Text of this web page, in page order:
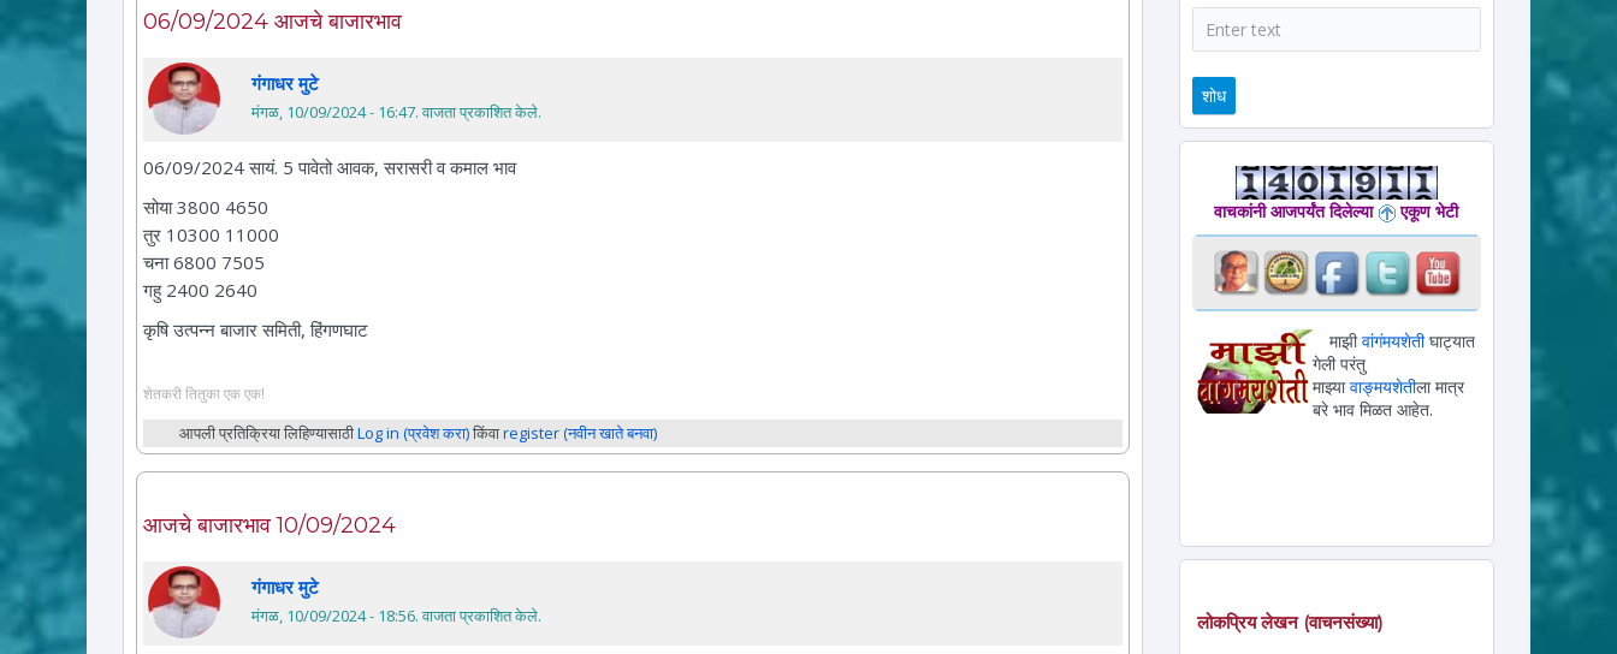
06/09/2024 आजचे बाजारभाव
गंगाधर मुटे
मंगळ, 10/09/2024 - 16:47. वाजता प्रकाशित केले.
06/09/2024 सायं. 5 पावेतो आवक, सरासरी व कमाल भाव
सोया 3800 4650
तुर 10300 11000
चना 6800 7505
गहु 2400 2640
कृषि उत्पन्न बाजार समिती, हिंगणघाट
शेतकरी तितुका एक एक!
आपली प्रतिक्रिया लिहिण्यासाठीLog in (प्रवेश करा)किंवाregister (नवीन खाते बनवा)
आजचे बाजारभाव 10/09/2024
गंगाधर मुटे
मंगळ, 10/09/2024 - 18:56. वाजता प्रकाशित केले.
शोध
वाचकांनी आजपर्यंत दिलेल्या एकूण भेटी
माझीवांगंमयशेतीघाट्यात
गेली परंतु
माझ्यावाङ्मयशेतीला मात्र
बरे भाव मिळत आहेत.
लोकप्रिय लेखन (वाचनसंख्या)